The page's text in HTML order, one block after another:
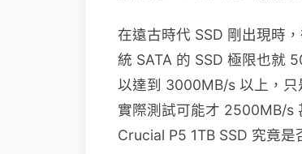
在遠古時代 SSD 剛出現時
統 SATA 的 SSD 極限也就
以達到 3000MB/s 以上，
實際測試可能才 2500MB/s
Crucial P5 1TB SSD 究竟